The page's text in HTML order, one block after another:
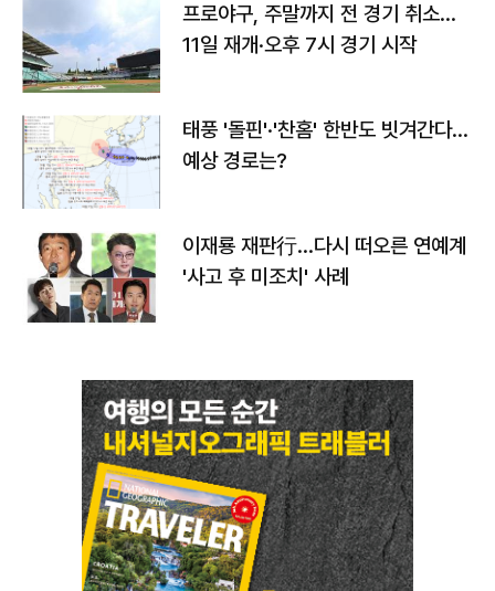
프로야구, 주말까지 전 경기 취소…
11일 재개·오후 7시 경기 시작
태풍 '돌핀'·'찬홈' 한반도 빗겨간다…
예상 경로는?
이재룡 재판行…다시 떠오른 연예계
'사고 후 미조치' 사례